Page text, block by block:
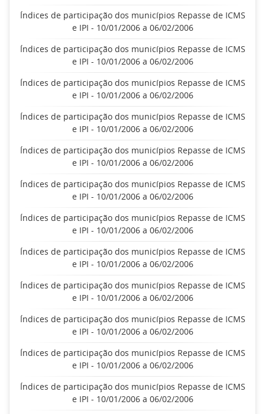
Índices de participação dos municípios Repasse de ICMS
e IPI - 10/01/2006 a 06/02/2006
Índices de participação dos municípios Repasse de ICMS
e IPI - 10/01/2006 a 06/02/2006
Índices de participação dos municípios Repasse de ICMS
e IPI - 10/01/2006 a 06/02/2006
Índices de participação dos municípios Repasse de ICMS
e IPI - 10/01/2006 a 06/02/2006
Índices de participação dos municípios Repasse de ICMS
e IPI - 10/01/2006 a 06/02/2006
Índices de participação dos municípios Repasse de ICMS
e IPI - 10/01/2006 a 06/02/2006
Índices de participação dos municípios Repasse de ICMS
e IPI - 10/01/2006 a 06/02/2006
Índices de participação dos municípios Repasse de ICMS
e IPI - 10/01/2006 a 06/02/2006
Índices de participação dos municípios Repasse de ICMS
e IPI - 10/01/2006 a 06/02/2006
Índices de participação dos municípios Repasse de ICMS
e IPI - 10/01/2006 a 06/02/2006
Índices de participação dos municípios Repasse de ICMS
e IPI - 10/01/2006 a 06/02/2006
Índices de participação dos municípios Repasse de ICMS
e IPI - 10/01/2006 a 06/02/2006